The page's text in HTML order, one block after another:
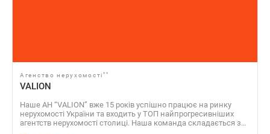
Агенство нерухомості **
VALION
Наше АН “VALION” вже 15 років успішно працює на ринку
нерухомості України та входить у ТОП найпрогресивніших
агентств нерухомості столиці. Наша команда складається з